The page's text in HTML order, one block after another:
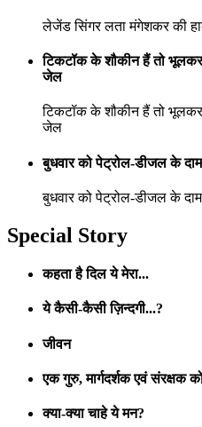
लेजेंड सिंगर लता मंगेशकर की
टिकटॉक के शौकीन हैं तो भूलकर
जेल
टिकटॉक के शौकीन हैं तो भूलकर
जेल
बुधवार को पेट्रोल-डीजल के
बुधवार को पेट्रोल-डीजल के
Special Story
कहता है दिल ये मेरा...
ये कैसी-कैसी ज़िन्दगी...?
जीवन
एक गुरु, मार्गदर्शक एवं संरक्षक
क्या-क्या चाहे ये मन?